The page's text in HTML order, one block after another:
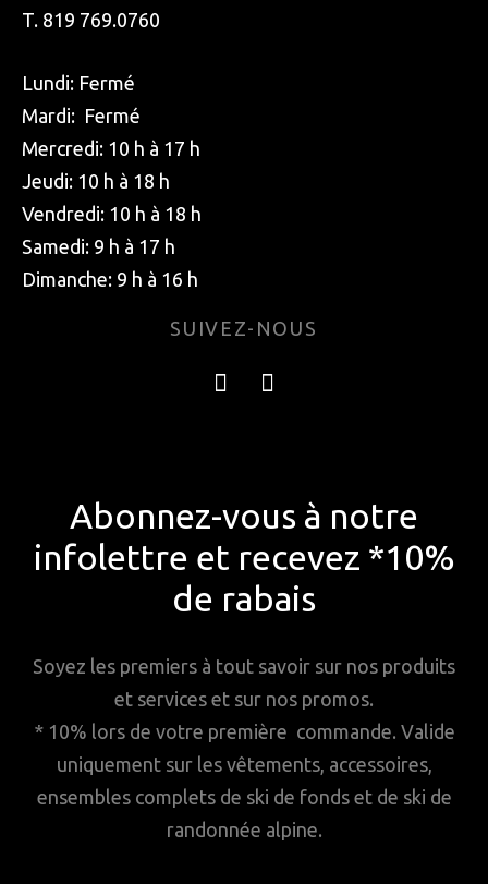
T. 819 769.0760
Lundi: Fermé
Mardi: Fermé
Mercredi: 10 h à 17 h
Jeudi: 10 h à 18 h
Vendredi: 10 h à 18 h
Samedi: 9 h à 17 h
Dimanche: 9 h à 16 h
SUIVEZ-NOUS
Abonnez-vous à notre
infolettre et recevez *10%
de rabais
Soyez les premiers à tout savoir sur nos produits
et services et sur nos promos.
* 10% lors de votre première commande. Valide
uniquement sur les vêtements, accessoires,
ensembles complets de ski de fonds et de ski de
randonnée alpine.